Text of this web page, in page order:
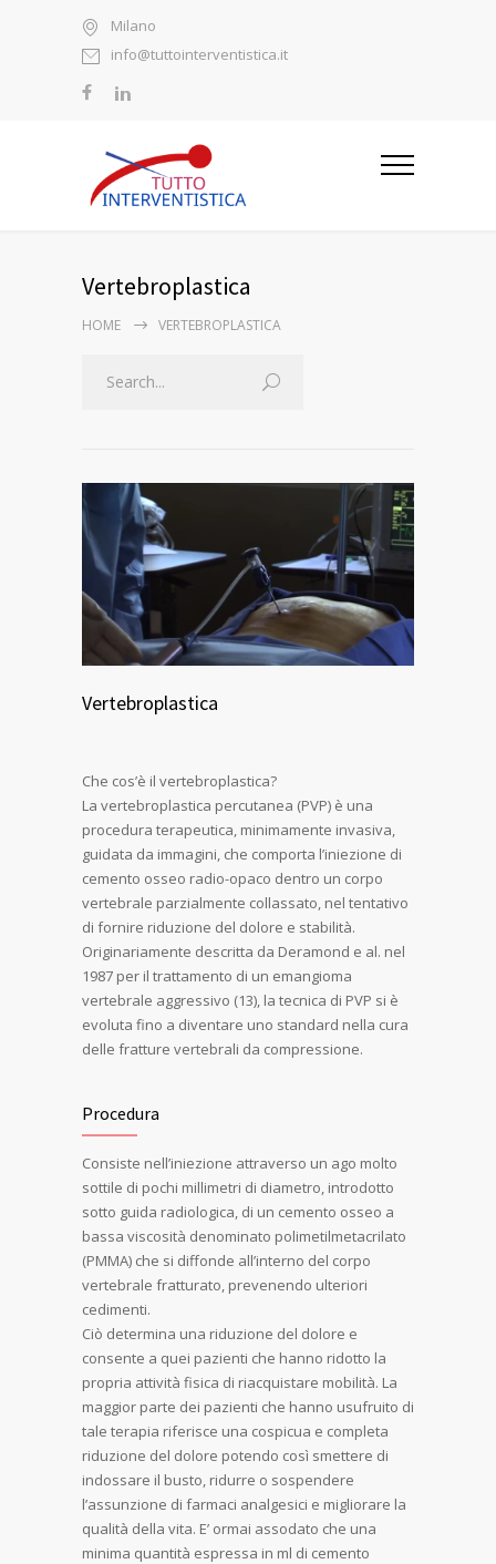
Milano
info@tuttointerventistica.it
Vertebroplastica
HOME VERTEBROPLASTICA
Vertebroplastica
Che cos’è il vertebroplastica?
La vertebroplastica percutanea (PVP) è una
procedura terapeutica, minimamente invasiva,
guidata da immagini, che comporta l’iniezione di
cemento osseo radio-opaco dentro un corpo
vertebrale parzialmente collassato, nel tentativo
di fornire riduzione del dolore e stabilità.
Originariamente descritta da Deramond e al. nel
1987 per il trattamento di un emangioma
vertebrale aggressivo (13), la tecnica di PVP si è
evoluta fino a diventare uno standard nella cura
delle fratture vertebrali da compressione.
Procedura
Consiste nell’iniezione attraverso un ago molto
sottile di pochi millimetri di diametro, introdotto
sotto guida radiologica, di un cemento osseo a
bassa viscosità denominato polimetilmetacrilato
(PMMA) che si diffonde all’interno del corpo
vertebrale fratturato, prevenendo ulteriori
cedimenti.
Ciò determina una riduzione del dolore e
consente a quei pazienti che hanno ridotto la
propria attività fisica di riacquistare mobilità. La
maggior parte dei pazienti che hanno usufruito di
tale terapia riferisce una cospicua e completa
riduzione del dolore potendo così smettere di
indossare il busto, ridurre o sospendere
l’assunzione di farmaci analgesici e migliorare la
qualità della vita. E’ ormai assodato che una
minima quantità espressa in ml di cemento